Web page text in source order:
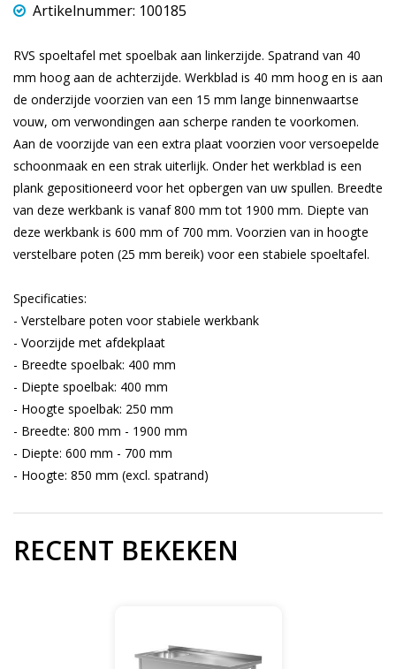
Artikelnummer: 100185
RVS spoeltafel met spoelbak aan linkerzijde. Spatrand van 40
mm hoog aan de achterzijde. Werkblad is 40 mm hoog en is aan
de onderzijde voorzien van een 15 mm lange binnenwaartse
vouw, om verwondingen aan scherpe randen te voorkomen.
Aan de voorzijde van een extra plaat voorzien voor versoepelde
schoonmaak en een strak uiterlijk. Onder het werkblad is een
plank gepositioneerd voor het opbergen van uw spullen. Breedte
van deze werkbank is vanaf 800 mm tot 1900 mm. Diepte van
deze werkbank is 600 mm of 700 mm. Voorzien van in hoogte
verstelbare poten (25 mm bereik) voor een stabiele spoeltafel.
Specificaties:
- Verstelbare poten voor stabiele werkbank
- Voorzijde met afdekplaat
- Breedte spoelbak: 400 mm
- Diepte spoelbak: 400 mm
- Hoogte spoelbak: 250 mm
- Breedte: 800 mm - 1900 mm
- Diepte: 600 mm - 700 mm
- Hoogte: 850 mm (excl. spatrand)
RECENT BEKEKEN